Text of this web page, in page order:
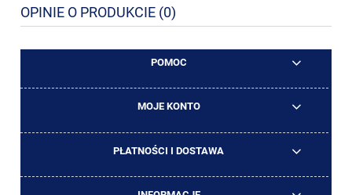
OPINIE O PRODUKCIE (0)
POMOC
MOJE KONTO
PŁATNOŚCI I DOSTAWA